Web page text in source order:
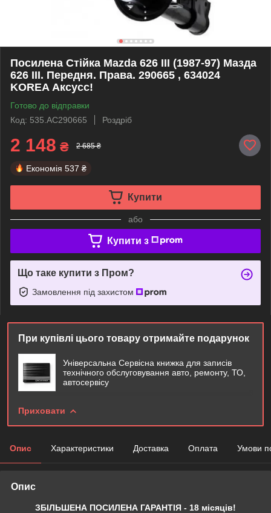
Посилена Стійка Mazda 626 III (1987-97) Мазда
626 III. Передня. Права. 290665 , 634024
KOREA Аксусс!
Готово до відправки
Код: 535.AC290665
Роздріб
2 148 ₴ 2 685 ₴
Економія 537 ₴
Купити
або
Купити з
Що таке купити з Пром?
Замовлення під захистом
При купівлі цього товару отримайте подарунок
Універсальна Сервісна книжка для записів
технічного обслуговування авто, ремонту, ТО,
автосервісу
Приховати
Опис Характеристики Доставка Оплата Умови
Опис
ЗБІЛЬШЕНА ПОСИЛЕНА ГАРАНТІЯ - 18 місяців!